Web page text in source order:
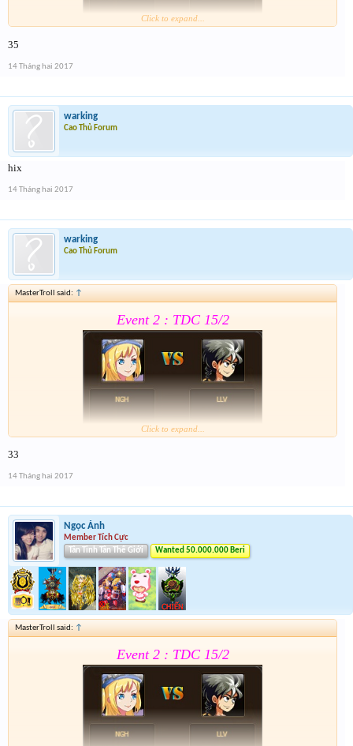
Chung kết r ráng quẫy đi ae phần thưởng xôm hơn
Click to expand...
35
14 Tháng hai 2017
warking
Cao Thủ Forum
hix
14 Tháng hai 2017
warking
Cao Thủ Forum
MasterTroll said: ↑
Event 2 : TDC 15/2
Chung kết r ráng quẫy đi ae phần thưởng xôm hơn
Click to expand...
33
14 Tháng hai 2017
Ngọc Ánh
Member Tích Cực
Tân Tinh Tân Thế Giới
Wanted 50.000.000 Beri
MasterTroll said: ↑
Event 2 : TDC 15/2